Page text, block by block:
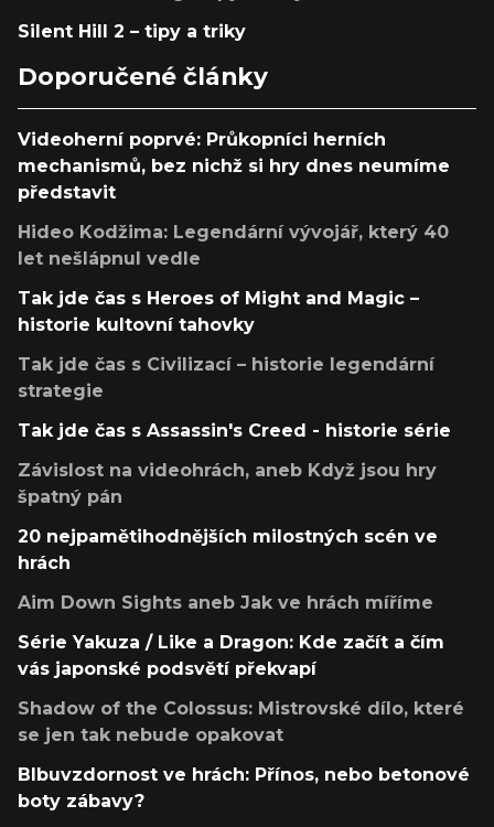
Silent Hill 2 – tipy a triky
Doporučené články
Videoherní poprvé: Průkopníci herních
mechanismů, bez nichž si hry dnes neumíme
představit
Hideo Kodžima: Legendární vývojář, který 40
let nešlápnul vedle
Tak jde čas s Heroes of Might and Magic –
historie kultovní tahovky
Tak jde čas s Civilizací – historie legendární
strategie
Tak jde čas s Assassin's Creed - historie série
Závislost na videohrách, aneb Když jsou hry
špatný pán
20 nejpamětihodnějších milostných scén ve
hrách
Aim Down Sights aneb Jak ve hrách míříme
Série Yakuza / Like a Dragon: Kde začít a čím
vás japonské podsvětí překvapí
Shadow of the Colossus: Mistrovské dílo, které
se jen tak nebude opakovat
Blbuvzdornost ve hrách: Přínos, nebo betonové
boty zábavy?